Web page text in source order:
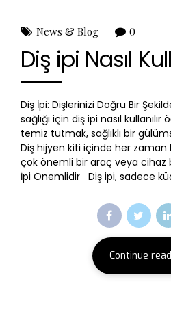
News & Blog 0
Diş ipi Nasıl
Diş İpi: Dişlerinizi Doğru Bir
sağlığı için diş ipi nasıl
temiz tutmak, sağlıklı bir
Diş hijyen kiti içinde her zaman
çok önemli bir araç veya cihaz
İpi Önemlidir Diş ipi, sadece
Continue